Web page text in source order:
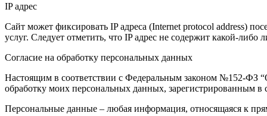
IP адрес
Сайт может фиксировать IP адреса (Internet protocol address)
услуг. Следует отметить, что IP адрес не содержит какой-
Согласие на обработку персональных данных
Настоящим в соответствии с Федеральным законом №152-ФЗ
обработку моих персональных данных, зарегистрированным в
Персональные данные – любая информация, относящаяся к